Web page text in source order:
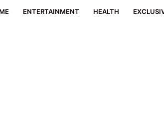
ENTERTAINMENT HEALTH